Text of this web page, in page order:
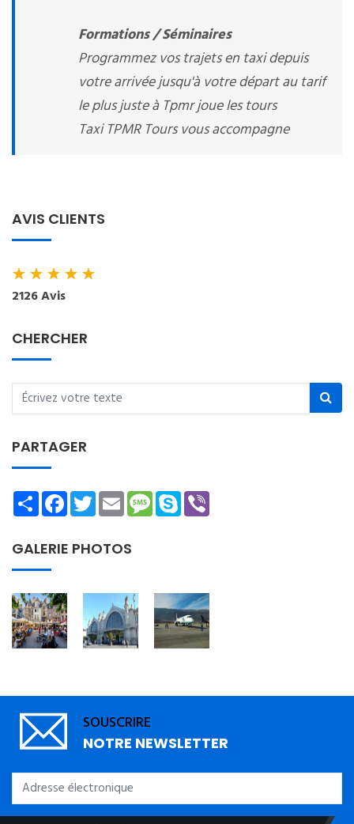
Formations / Séminaires
Programmez vos trajets en taxi depuis
votre arrivée jusqu'à votre départ au tarif
le plus juste à Tpmr joue les tours
Taxi TPMR Tours vous accompagne
AVIS CLIENTS
★★★★★
2126 Avis
CHERCHER
PARTAGER
ShareFacebookTwitterEmailMessage
Skype
GALERIE PHOTOS
SOUSCRIRE
NOTRE NEWSLETTER